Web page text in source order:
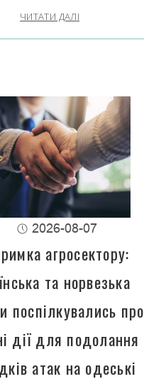
ЧИТАТИ ДАЛІ
2026-08-07
агросектору:
та норвезька
поспілкувались про
дії для подолання
атак на одеські